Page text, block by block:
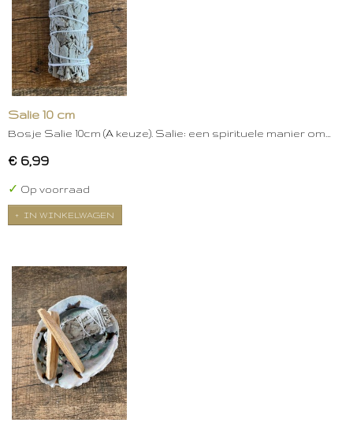
Salie 10 cm
Bosje Salie 10cm (A keuze). Salie: een spirituele manier om…
€ 6,99
✓ Op voorraad
IN WINKELWAGEN